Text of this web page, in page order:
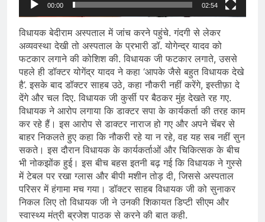
00:00 02:54
विधायक बेदीराम अस्पताल में जांच करने पहुंचे. गंदगी से लेकर
अव्यवस्था देखी तो अस्पताल के प्रभारी डॉ. योगेन्द्र यादव को
फटकार लगाने की कोशिश की. विधायक जी फटकार लगाते, उससे
पहले ही डॉक्टर योगेंद्र यादव ने कहा ‘आपके जैसे बहुत विधायक देखे
है’. इसके बाद डॉक्टर साहब उठे, कहा नौकरी नहीं करेंगे, इस्तीफ़ा दे
देंगे और चल दिए. विधायक जी कुर्सी पर बैठकर मुंह देखते रह गए.
विधायक ने आरोप लगाया कि डाक्टर सपा के कार्यकर्ता की तरह काम
कर रहे हैं। इस आरोप से डाक्टर नाराज हो गए और अपने चेंबर से
बाहर निकलते हुए कहा कि नौकरी रहे या न रहे, वह यह सब नहीं सुन
सकते। इस दौरान विधायक के कार्यकर्ताओं और चिकित्सक के बीच
भी नोकझोंक हुई। इस बीच बहस इतनी बढ़ गई कि विधायक ने गुस्से
में टेबल पर रखा ग्लास और बीपी मशीन तोड़ दी, जिससे अस्पताल
परिसर में हंगामा मच गया। डॉक्टर साहब विधायक जी को सुनाकर
निकल लिए तो विधायक जी ने उनकी शिकायत डिप्टी सीएम और
स्वास्थ्य मंत्री ब्रजेश पाठक से करने की बात कही.